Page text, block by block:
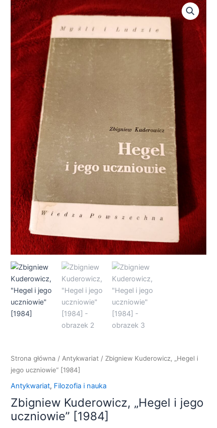
Strona główna /Antykwariat / Zbigniew Kuderowicz, „Hegel i
jego uczniowie” [1984]
Antykwariat, Filozofia i nauka
Zbigniew Kuderowicz, „Hegel i jego
uczniowie” [1984]
Zbigniew
Kuderowicz,
"Hegel
i
jego
uczniowie"
[1984]